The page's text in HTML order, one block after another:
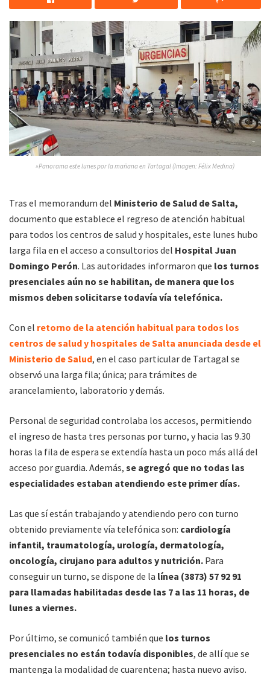
»Panorama este lunes por la mañana en Tartagal (Imagen: Félix Medina)
Tras el memorandum del Ministerio de Salud de Salta,
documento que establece el regreso de atención habitual
para todos los centros de salud y hospitales, este lunes hubo
larga fila en el acceso a consultorios del Hospital Juan
Domingo Perón. Las autoridades informaron que los turnos
presenciales aún no se habilitan, de manera que los
mismos deben solicitarse todavía vía telefónica.
Con el retorno de la atención habitual para todos los
centros de salud y hospitales de Salta anunciada desde el
Ministerio de Salud, en el caso particular de Tartagal se
observó una larga fila; única; para trámites de
arancelamiento, laboratorio y demás.
Personal de seguridad controlaba los accesos, permitiendo
el ingreso de hasta tres personas por turno, y hacia las 9.30
horas la fila de espera se extendía hasta un poco más allá del
acceso por guardia. Además, se agregó que no todas las
especialidades estaban atendiendo este primer días.
Las que sí están trabajando y atendiendo pero con turno
obtenido previamente vía telefónica son: cardiología
infantil, traumatología, urología, dermatología,
oncología, cirujano para adultos y nutrición. Para
conseguir un turno, se dispone de la línea (3873) 57 92 91
para llamadas habilitadas desde las 7 a las 11 horas, de
lunes a viernes.
Por último, se comunicó también que los turnos
presenciales no están todavía disponibles, de allí que se
mantenga la modalidad de cuarentena; hasta nuevo aviso.